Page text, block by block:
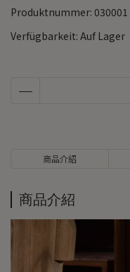
Produktnummer: 030001
Verfügbarkeit: Auf Lager
商品介紹
商品介紹